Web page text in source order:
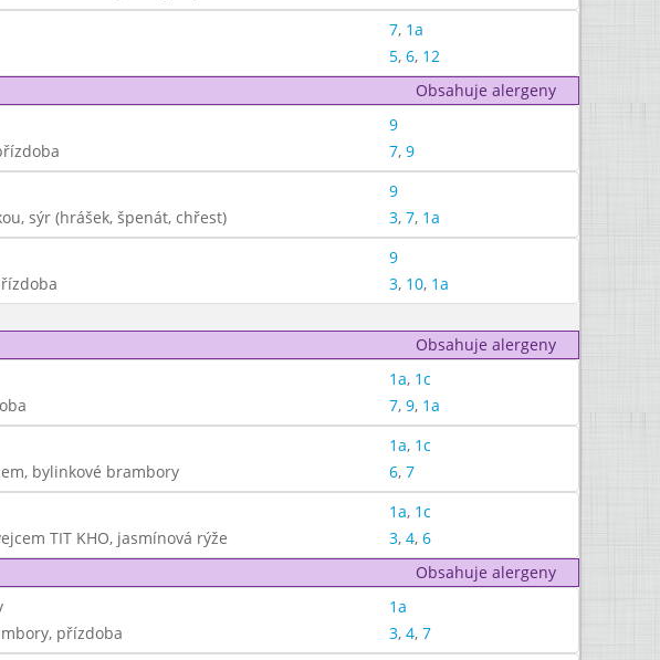
7, 1a
5, 6, 12
Obsahuje alergeny
9
7, 9
9
sýr (hrášek, špenát, chřest) 3, 7, 1a
9
3, 10, 1a
Obsahuje alergeny
1a, 1c
7, 9, 1a
1a, 1c
bylinkové brambory 6, 7
1a, 1c
TIT KHO, jasmínová rýže 3, 4, 6
Obsahuje alergeny
1a
přízdoba 3, 4, 7